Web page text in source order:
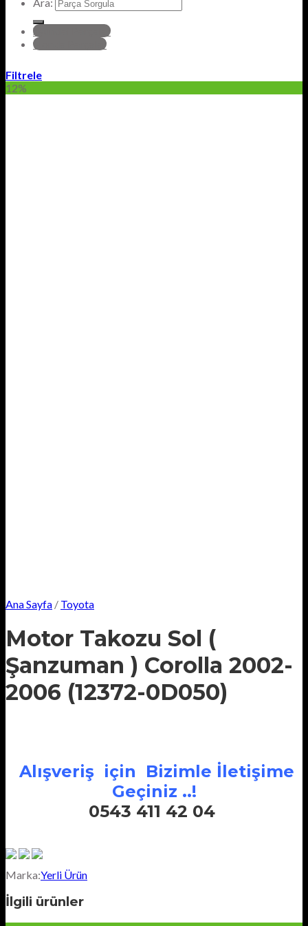
hyundai Parçalar
Honda Parçalar
Filtrele
12%
Ana Sayfa / Toyota
Motor Takozu Sol (
Şanzuman ) Corolla 2002-
2006 (12372-0D050)
Alışveriş için Bizimle İletişime
Geçiniz ..!
0543 411 42 04
Marka:Yerli Ürün
İlgili ürünler